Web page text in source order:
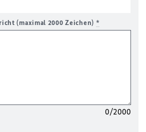
(maximal 2000 Zeichen) *
0/2000